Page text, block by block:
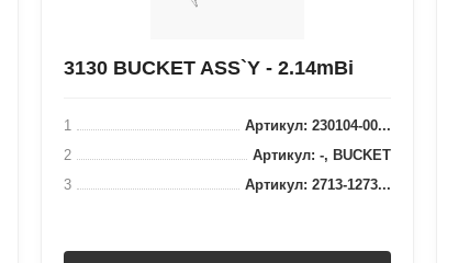
3130 BUCKET ASS`Y - 2.14mВі
1
Артикул: 230104-00...
2
Артикул: -, BUCKET
3
Артикул: 2713-1273...